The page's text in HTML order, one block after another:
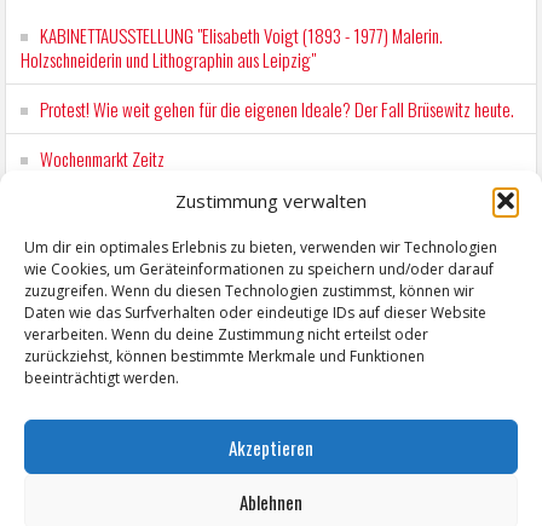
Zustimmung verwalten
Um dir ein optimales Erlebnis zu bieten, verwenden wir Technologien
wie Cookies, um Geräteinformationen zu speichern und/oder darauf
zuzugreifen. Wenn du diesen Technologien zustimmst, können wir
Daten wie das Surfverhalten oder eindeutige IDs auf dieser Website
verarbeiten. Wenn du deine Zustimmung nicht erteilst oder
zurückziehst, können bestimmte Merkmale und Funktionen
beeinträchtigt werden.
Akzeptieren
Ablehnen
KABINETTAUSSTELLUNG "Elisabeth Voigt (1893 - 1977) Malerin.
Holzschneiderin und Lithographin aus Leipzig"
Protest! Wie weit gehen für die eigenen Ideale? Der Fall Brüsewitz heute.
Wochenmarkt Zeitz
EINFACH LESEN im August 2026 H.P. Richter - DAMALS WAR ES FRIEDRICH
Workshop für Kinder: Stop-Motion mit LEGO® & Robotik